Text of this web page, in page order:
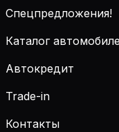
Спецпредложения!
Каталог
Автокредит
Trade-in
Контакты